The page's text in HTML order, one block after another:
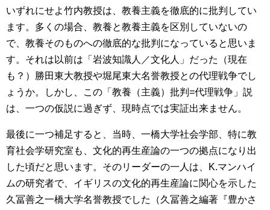
いずれにせよ竹内教授は、教養主義を徹底的に批判してい
ます。多くの場合、教養と教養主義を区別していないの
で、教養そのものへの徹底的な批判になっていると思いま
す。それは以前は「岩波知識人／文化人」だった（現在
も？）勝田東大教授や堀尾東大名誉教授との代理戦争でし
ょうか。しかし、この「教養（主義）批判=代理戦争」説
は、一つの仮説に過ぎず、現時点では実証出来ません。
最後に一つ補足すると、当時、一橋大学社会学部、特に教
育社会学研究室も、文化的再生産論の一つの拠点になり出
した頃だと思います。そのリーダーの一人は、K.マンハイ
ムの研究者で、イギリスの文化的再生産論に関心を示した
久冨善之一橋大学名誉教授でした（久冨善之編著『豊かさ